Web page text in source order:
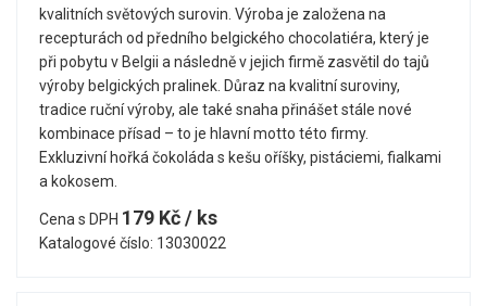
kvalitních světových surovin. Výroba je založena na
recepturách od předního belgického chocolatiéra, který je
při pobytu v Belgii a následně v jejich firmě zasvětil do tajů
výroby belgických pralinek. Důraz na kvalitní suroviny,
tradice ruční výroby, ale také snaha přinášet stále nové
kombinace přísad – to je hlavní motto této firmy.
Exkluzivní hořká čokoláda s kešu oříšky, pistáciemi, fialkami
a kokosem.
Cena s DPH 179 Kč / ks
Katalogové číslo: 13030022